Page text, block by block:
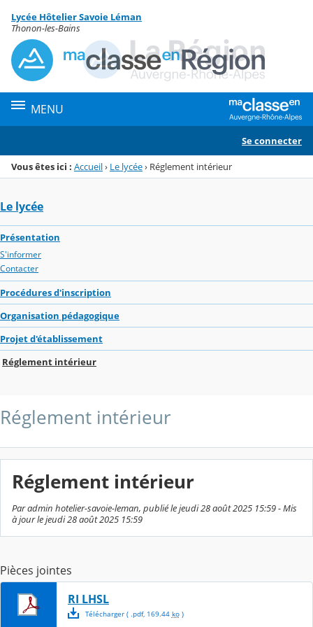
Menu de la rubrique
Contenu
Lycée Hôtelier Savoie Léman
Thonon-les-Bains
MENU
Se connecter
Vous êtes ici : Accueil› Le lycée› Réglement intérieur
Le lycée
Présentation
S'informer
Contacter
Procédures d'inscription
Organisation pédagogique
Projet d'établissement
Réglement intérieur
Réglement intérieur
Réglement intérieur
Par admin hotelier-savoie-leman, publié le jeudi 28 août 2025 15:59 - Mis
à jour le jeudi 28 août 2025 15:59
Pièces jointes
RI LHSL
Télécharger( .pdf, 169.44 ko)